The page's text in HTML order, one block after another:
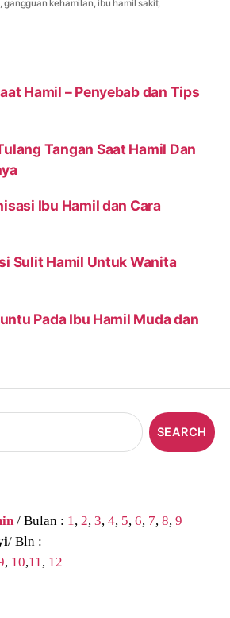
,gangguan kehamilan ,ibu hamil sakit,
Hamil – Penyebab dan Tips
Tangan Saat Hamil Dan
Ibu Hamil dan Cara
Sulit Hamil Untuk Wanita
Pada Ibu Hamil Muda dan
/ Bulan : 1,2,3,4, 5,6, 7,8,9
/ Bln :
, 10,11, 12